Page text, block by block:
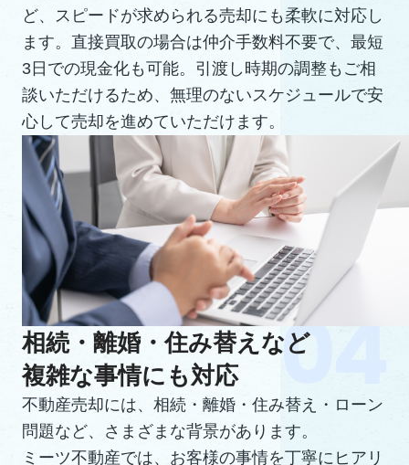
ど、スピードが求められる売却にも柔軟に対応し
ます。直接買取の場合は仲介手数料不要で、最短
3日での現金化も可能。引渡し時期の調整もご相
談いただけるため、無理のないスケジュールで安
心して売却を進めていただけます。
相続・離婚・住み替えなど
複雑な事情にも対応
不動産売却には、相続・離婚・住み替え・ローン
問題など、さまざまな背景があります。
ミーツ不動産では、お客様の事情を丁寧にヒアリ